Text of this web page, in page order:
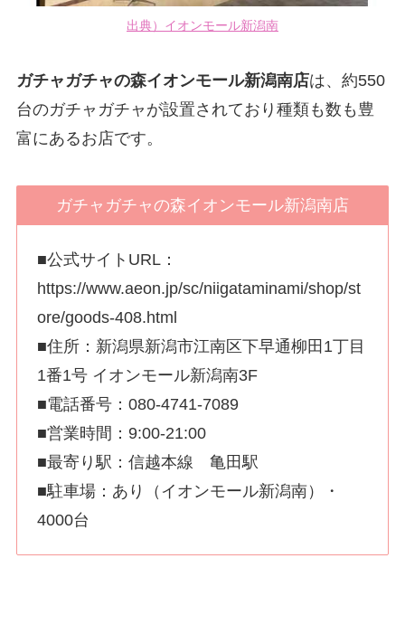
出典）イオンモール新潟南
ガチャガチャの森イオンモール新潟南店は、約550
台のガチャガチャが設置されており種類も数も豊
富にあるお店です。
ガチャガチャの森イオンモール新潟南店
■公式サイトURL：
https://www.aeon.jp/sc/niigataminami/shop/st
ore/goods-408.html
■住所：新潟県新潟市江南区下早通柳田1丁目
1番1号 イオンモール新潟南3F
■電話番号：080-4741-7089
■営業時間：9:00-21:00
■最寄り駅：信越本線 亀田駅
■駐車場：あり（イオンモール新潟南）・
4000台